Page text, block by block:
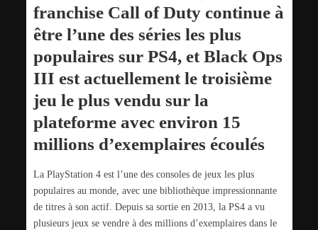
franchise Call of Duty continue à
être l’une des séries les plus
populaires sur PS4, et Black Ops
III est actuellement le troisième
jeu le plus vendu sur la
plateforme avec environ 15
millions d’exemplaires écoulés
La PlayStation 4 est l’une des consoles de jeux les plus
populaires au monde, avec une bibliothèque impressionnante
de titres à son actif. Depuis sa sortie en 2013, la PS4 a vu
plusieurs jeux se vendre à des millions d’exemplaires dans le